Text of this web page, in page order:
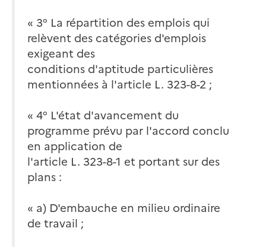
« 3° La répartition des emplois qui
relèvent des catégories d'emplois
exigeant des
conditions d'aptitude particulières
mentionnées à l'article L. 323-8-2 ;
« 4° L'état d'avancement du
programme prévu par l'accord conclu
en application de
l'article L. 323-8-1 et portant sur des
plans :
« a) D'embauche en milieu ordinaire
de travail ;